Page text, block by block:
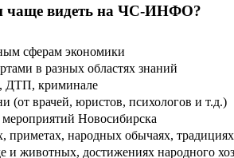
чаще видеть на ЧС-ИНФО?
сферам экономики
в разных областях знаний
ДТП, криминале
(от врачей, юристов, психологов и т.д.)
Новосибирска
приметах, народных обычаях,
животных, достижениях народного